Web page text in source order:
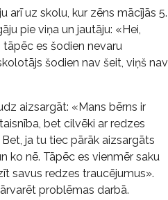
arī uz skolu, kur zēns mācījās 5.
pie viņa un jautāju: «Hei,
es šodien nevaru
šodien nav šeit, viņš nav
aizsargāt: «Mans bērns ir
bet cilvēki ar redzes
ja tu tiec pārāk aizsargāts
ko nē. Tāpēc es vienmēr saku
savus redzes traucējumus».
problēmas darbā.